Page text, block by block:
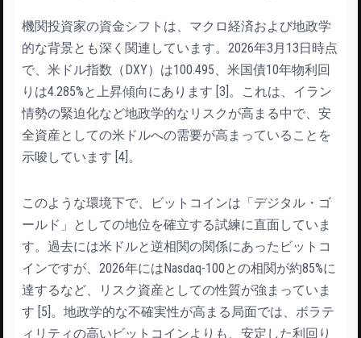
機関投資家の資金シフトは、マクロ経済および地政学
的な背景とも深く関連しています。2026年3月13日時点
で、米ドル指数（DXY）は100.495、米国債10年物利回
りは4.285%と上昇傾向にあります [3]。これは、イラン
情勢の緊迫化など地政学的なリスクが高まる中で、安
全資産としての米ドルへの需要が高まっていることを
示唆しています [4]。
このような環境下で、ビットコインは「デジタル・ゴ
ールド」としての地位を確立する試練に直面していま
す。過去には米ドルと逆相関の関係にあったビットコ
インですが、2026年にはNasdaq-100との相関が約85%に
達するなど、リスク資産としての性質が強まっていま
す [5]。地政学的な不確実性が高まる局面では、ボラテ
ィリティの高いビットコインよりも、安定した利回り